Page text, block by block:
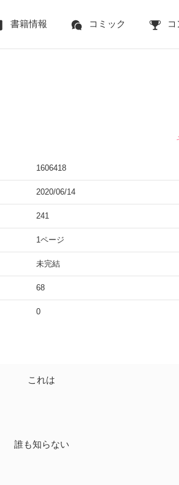
書籍情報 コミック
1606418
2020/06/14
241
1ページ
未完結
68
0
これは
誰も知らない